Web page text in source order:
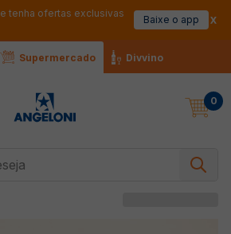
e tenha ofertas exclusivas
Baixe o app
Supermercado Divvino
0